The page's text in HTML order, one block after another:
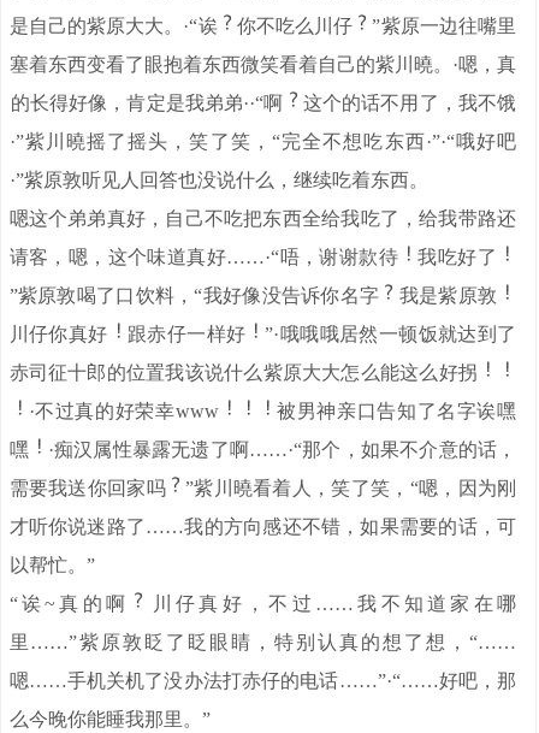
是自己的紫原大大。·“诶
你不吃么川仔
”紫原一边往嘴里
塞着东西变看了眼抱着东西微笑看着自己的紫川曉。·嗯，真
的长得好像，肯定是我弟弟·
。 ·“啊
这个的话不用了，我不饿
·”紫川曉摇了摇头，笑了笑，“完全不想吃东西·”·“哦好吧
·”紫原敦听见人回答也没说什么，继续吃着东西。
嗯这个弟弟真好，自己不吃把东西全给我吃了，给我带路还
请客，嗯，这个味道真好……·“唔，谢谢款待
我吃好了
”紫原敦喝了口饮料，“我好像没告诉你名字
我是紫原敦
川仔你真好
跟赤仔一样好
”·哦哦哦居然一顿饭就达到了
赤司征十郎的位置我该说什么紫原大大怎么能这么好拐
·不过真的好荣幸www
被男神亲口告知了名字诶嘿
嘿
·痴汉属性暴露无遗了啊……·“那个，如果不介意的话，
需要我送你回家吗
”紫川曉看着人，笑了笑，“嗯，因为刚
才听你说迷路了……我的方向感还不错，如果需要的话，可
以帮忙。”
“诶~真的啊
川仔真好，不过……我不知道家在哪
里……”紫原敦眨了眨眼睛，特别认真的想了想，“……
嗯……手机关机了没办法打赤仔的电话……”·“……好吧，那
么今晚你能睡我那里。”